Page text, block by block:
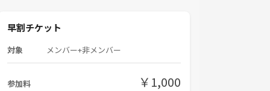
早割チケット
対象 メンバー+非メンバー
参加料 ￥1,000